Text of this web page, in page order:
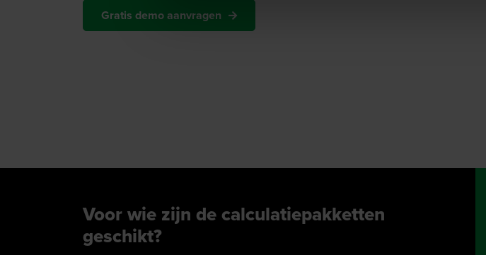
Gratis demo aanvragen
Voor wie zijn de calculatiepakketten
geschikt?